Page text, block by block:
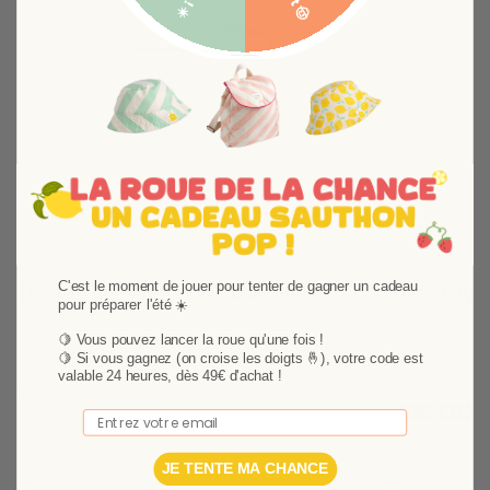
Trousse de toilette Blue Baleine
matelas à langer de voyage, cette trousse est idéale
pour y glisser l'essentiel pour la toilette et les soins
Ajouter au panier
Lunch bag
idéal pour
Suivant
C'est le moment de jouer pour tenter de gagner un cadeau
pour préparer l'été ☀️
🍋 Vous pouvez lancer la roue qu'une fois !
🍋 Si vous gagnez (on croise les doigts 🤞), votre code est
valable 24 heures, dès 49€ d'achat !
Email
JE TENTE MA CHANCE